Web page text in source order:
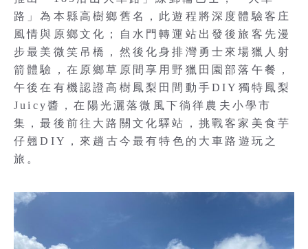
路」為本縣高樹鄉舊名，此遊程將深度體驗客庄
風情與原鄉文化；自水門轉運站出發後旅客先漫
步最美微笑吊橋，然後化身排灣勇士來場獵人射
箭體驗，在原鄉草原間享用野獵田園部落午餐，
午後在有機認證高樹鳳梨田間動手DIY獨特鳳梨
Juicy醬，在陽光灑落微風下徜徉農夫小學市
集，最後前往大路關文化驛站，挑戰客家美食芋
仔翹DIY，來趟古今最有特色的大車路遊玩之
旅。